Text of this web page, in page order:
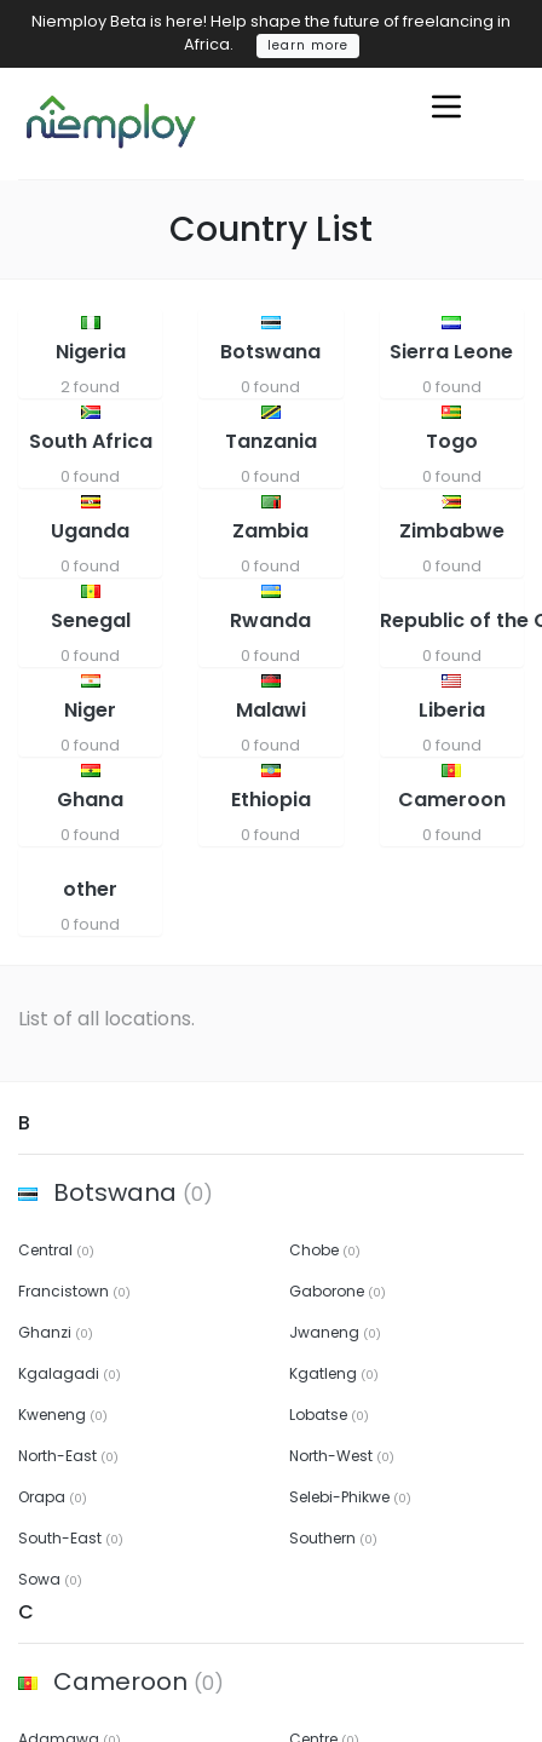
Niemploy Beta is here! Help shape the future of freelancing in
Africa.
learn more
Country List
Nigeria
2 found
Botswana
0 found
Sierra Leone
0 found
South Africa
0 found
Tanzania
0 found
Togo
0 found
Uganda
0 found
Zambia
0 found
Zimbabwe
0 found
Senegal
0 found
Rwanda
0 found
Republic of the
0 found
Niger
0 found
Malawi
0 found
Liberia
0 found
Ghana
0 found
Ethiopia
0 found
Cameroon
0 found
other
0 found
List of all locations.
B
Botswana (0)
Central (0) Chobe (0)
Francistown (0) Gaborone (0)
Ghanzi (0) Jwaneng (0)
Kgalagadi (0) Kgatleng (0)
Kweneng (0) Lobatse (0)
North-East (0) North-West (0)
Orapa (0) Selebi-Phikwe (0)
South-East (0) Southern (0)
Sowa (0)
C
Cameroon (0)